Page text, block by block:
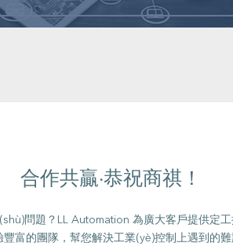
合作共贏·恭祝商祺！
問題？LL Automation 為廣大客戶提供定工
富的團隊，幫您解決工業(yè)控制上遇到的難